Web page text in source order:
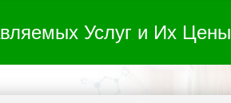
Услуг и Их Цены